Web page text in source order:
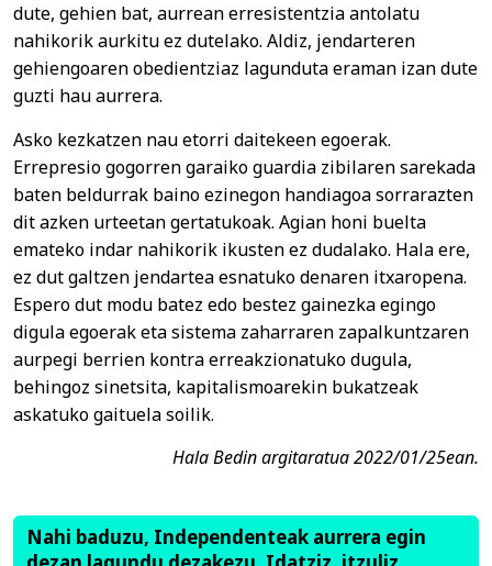
dute, gehien bat, aurrean erresistentzia antolatu
nahikorik aurkitu ez dutelako. Aldiz, jendarteren
gehiengoaren obedientziaz lagunduta eraman izan dute
guzti hau aurrera.
Asko kezkatzen nau etorri daitekeen egoerak.
Errepresio gogorren garaiko guardia zibilaren sarekada
baten beldurrak baino ezinegon handiagoa sorrarazten
dit azken urteetan gertatukoak. Agian honi buelta
emateko indar nahikorik ikusten ez dudalako. Hala ere,
ez dut galtzen jendartea esnatuko denaren itxaropena.
Espero dut modu batez edo bestez gainezka egingo
digula egoerak eta sistema zaharraren zapalkuntzaren
aurpegi berrien kontra erreakzionatuko dugula,
behingoz sinetsita, kapitalismoarekin bukatzeak
askatuko gaituela soilik.
Hala Bedin argitaratua 2022/01/25ean.
Nahi baduzu, Independenteak aurrera egin